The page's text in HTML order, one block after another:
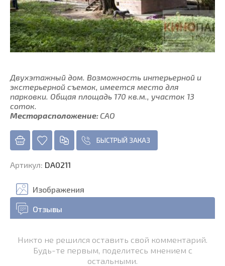
Двухэтажный дом. Возможность интерьерной и
экстерьерной съемок, имеется место для
парковки. Общая площадь 170 кв.м., участок 13
соток.
Месторасположение: САО
БЫСТРЫЙ ЗАКАЗ
Артикул: DA0211
Изображения
Отзывы
Никто не решился оставить свой комментарий.
Будь-те первым, поделитесь мнением с
остальными.